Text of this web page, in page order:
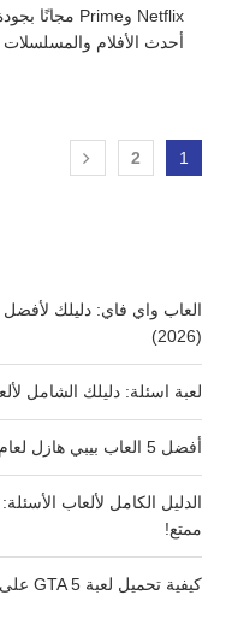
أحدث الأفلام والمسلسلات
1
2
العاب واي فاي: دليلك لأفضل
(2026)
لعبة اسئلة: دليلك الشامل
أفضل 5 العاب بيبي هازل لعام 2025
الدليل الكامل لألعاب
ممتع!
كيفية تحميل لعبة GTA 5 على الهاتف: الدليل الكامل للمبتدئين